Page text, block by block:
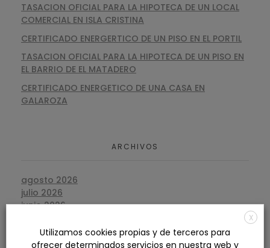
TASACION OFICIAL PARA LA HIPOTECA DE UN LOCAL
COMERCIAL EN ISLA CRISTINA
CERTIFICADO ENERGERTICO DE UN PISO EN EL PORTIL
TASACION OFICIAL PARA LA HIPOTECA DE UN PISO EN
EL BARRIO DE EL MATADERO
CERTIFICADO ENERGETICO DE UNA CASA EN
GALAROZA
ARCHIVOS
agosto 2026
julio 2026
junio 2026
abril 2026
marzo 2026
X
Utilizamos cookies propias y de terceros para
ofrecer determinados servicios en nuestra web y